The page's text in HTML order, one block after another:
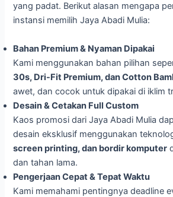
yang padat. Berikut alasan mengapa
instansi memilih Jaya Abadi Mulia:
Bahan Premium & Nyaman Dipakai
Kami menggunakan bahan pilihan
30s, Dri-Fit Premium, dan Cotton
awet, dan cocok untuk dipakai di iklim
Desain & Cetakan Full Custom
Kaos promosi dari Jaya Abadi Mulia
desain eksklusif menggunakan
screen printing, dan bordir komputer
dan tahan lama.
Pengerjaan Cepat & Tepat Waktu
Kami memahami pentingnya deadline